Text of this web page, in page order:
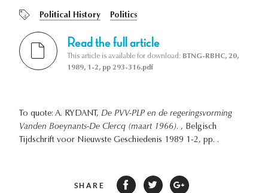
Political History Politics
Read the full article
This article is available for download: BTNG-RBHC, 20,
1989, 1-2, pp 293-316.pdf
To quote: A. RYDANT, De PVV-PLP en de regeringsvorming
Vanden Boeynants-De Clercq (maart 1966). , Belgisch
Tijdschrift voor Nieuwste Geschiedenis 1989 1-2, pp. .
SHARE